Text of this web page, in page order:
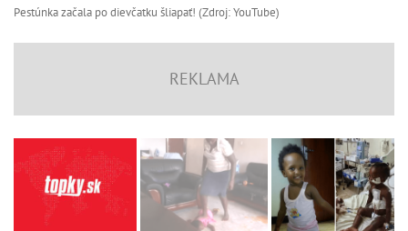
Pestúnka začala po dievčatku šliapať! (Zdroj: YouTube)